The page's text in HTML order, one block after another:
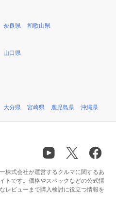
奈良県 和歌山県
山口県
大分県 宮崎県 鹿児島県 沖縄県
株式会社が運営するクルマに関するあ
トです。価格やスペックなどの公式情
レビューまで購入検討に役立つ情報を